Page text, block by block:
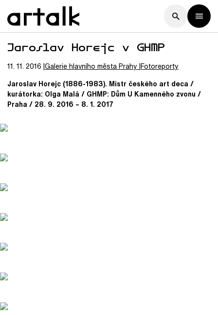
Jaroslav Horejc v GHMP
11. 11. 2016 Galerie hlavního města Prahy Fotoreporty
Jaroslav Horejc (1886-1983). Mistr českého art deca /
kurátorka: Olga Malá / GHMP: Dům U Kamenného zvonu /
Praha / 28. 9. 2016 – 8. 1. 2017